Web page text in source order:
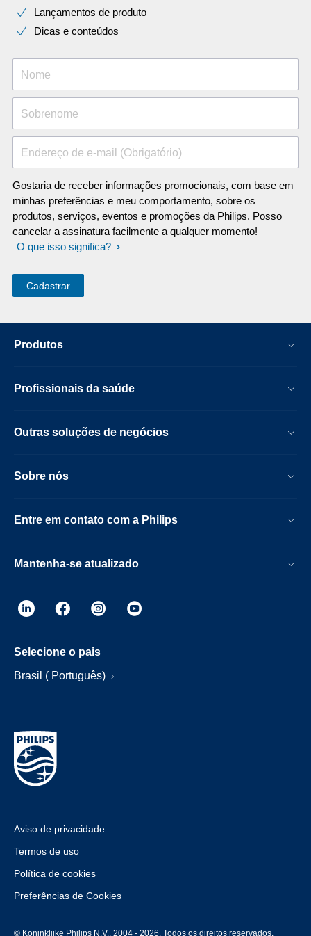
Lançamentos de produto
Dicas e conteúdos
Nome
Sobrenome
Endereço de e-mail (Obrigatório)
Gostaria de receber informações promocionais, com base em
minhas preferências e meu comportamento, sobre os
produtos, serviços, eventos e promoções da Philips. Posso
cancelar a assinatura facilmente a qualquer momento!
O que isso significa?
Produtos
Profissionais da saúde
Outras soluções de negócios
Sobre nós
Entre em contato com a Philips
Mantenha-se atualizado
Selecione o pais
Brasil ( Português)
Aviso de privacidade
Termos de uso
Política de cookies
Preferências de Cookies
© Koninklijke Philips N.V., 2004 - 2026. Todos os direitos reservados.